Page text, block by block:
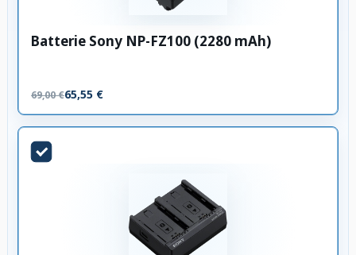
Batterie Sony NP-FZ100 (2280 mAh)
69,00 €65,55 €